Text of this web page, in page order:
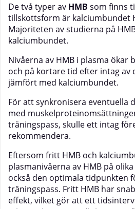
De två typer av HMB som finns
tillskottsform är kalciumbundet
Majoriteten av studierna på
kalciumbundet.
Nivåerna av HMB i plasma
och på kortare tid efter intag av
jämfört med kalciumbundet.
För att synkronisera eventuella
med
träningspass, skulle ett intag
rekommendera.
Eftersom fritt HMB och
plasmanivåerna av HMB på
också den optimala tidpunkten
träningspass. Fritt HMB har
effekt, vilket gör att ett